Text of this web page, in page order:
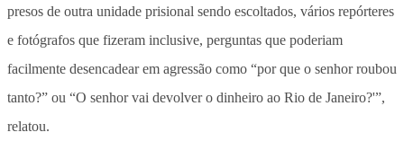
presos de outra unidade prisional sendo escoltados, vários repórteres
e fotógrafos que fizeram inclusive, perguntas que poderiam
facilmente desencadear em agressão como “por que o senhor roubou
tanto?” ou “O senhor vai devolver o dinheiro ao Rio de Janeiro?'”,
relatou.